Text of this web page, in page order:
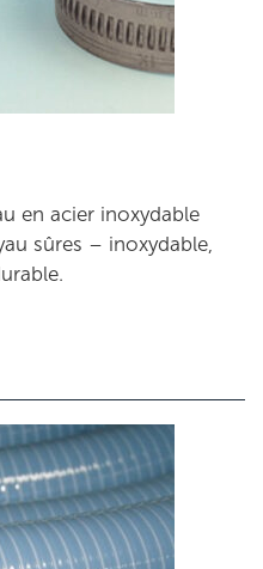
en acier inoxydable
sûres – inoxydable,